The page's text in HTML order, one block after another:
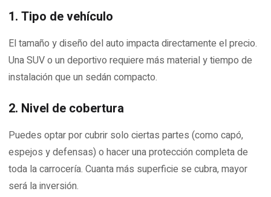
1. Tipo de vehículo
El tamaño y diseño del auto impacta directamente el precio.
Una SUV o un deportivo requiere más material y tiempo de
instalación que un sedán compacto.
2. Nivel de cobertura
Puedes optar por cubrir solo ciertas partes (como capó,
espejos y defensas) o hacer una protección completa de
toda la carrocería. Cuanta más superficie se cubra, mayor
será la inversión.